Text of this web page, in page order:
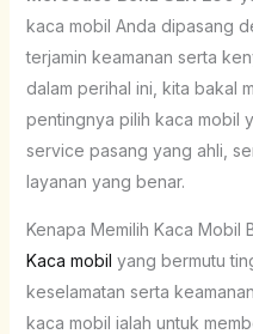
kaca mobil Anda dipasang
terjamin keamanan serta
dalam perihal ini, kita bakal
pentingnya pilih kaca mobil
service pasang yang ahli,
layanan yang benar.
Kenapa Memilih Kaca Mobil
Kaca mobil yang bermutu
keselamatan serta
kaca mobil ialah untuk